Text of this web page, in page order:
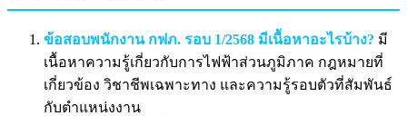
ข้อสอบพนักงาน กฟภ. รอบ 1/2568 มีเนื้อหาอะไรบ้าง? มี
เนื้อหาความรู้เกี่ยวกับการไฟฟ้าส่วนภูมิภาค กฎหมายที่
เกี่ยวข้อง วิชาชีพเฉพาะทาง และความรู้รอบตัวที่สัมพันธ์
กับตำแหน่งงาน